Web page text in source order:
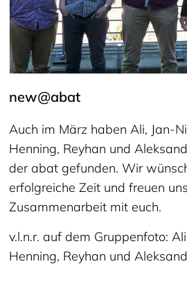
new@abat
Auch im März haben Ali, Jan-
Henning, Reyhan und
der abat gefunden. Wir
erfolgreiche Zeit und freuen
Zusammenarbeit mit euch.
v.l.n.r. auf dem Gruppenfoto:
Henning, Reyhan und